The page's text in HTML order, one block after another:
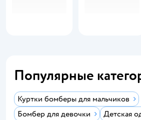
Популярные
Куртки бомберы для мальчиков
Бомбер для девочки
Детская